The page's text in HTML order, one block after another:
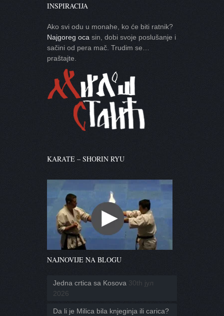
INSPIRACIJA
Ako svi odu u monahe, ko će biti ratnik?
Najgoreg oca sin, dobi svoje poslušanje i
sačini od pera mač. Trudim se…
praštajte.
KARATE – SHORIN RYU
NAJNOVIJE NA BLOGU
Jedna crtica sa Kosova 30th јул
2026
Da li je Milica bila knjeginja ili carica?